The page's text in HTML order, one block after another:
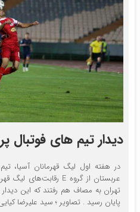
دیدار تیم های فوتبال
در هفته اول لیگ قهرمانان آسیا،
پایان رسید . تصاویر ؛ سید علیرضا